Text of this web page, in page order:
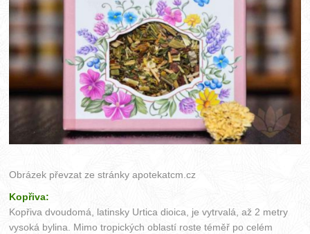
Obrázek převzat ze stránkyapotekatcm.cz
Kopřiva:
Kopřiva dvoudomá, latinsky Urtica dioica, je vytrvalá, až 2 metry
vysoká bylina. Mimo tropických oblastí roste téměř po celém